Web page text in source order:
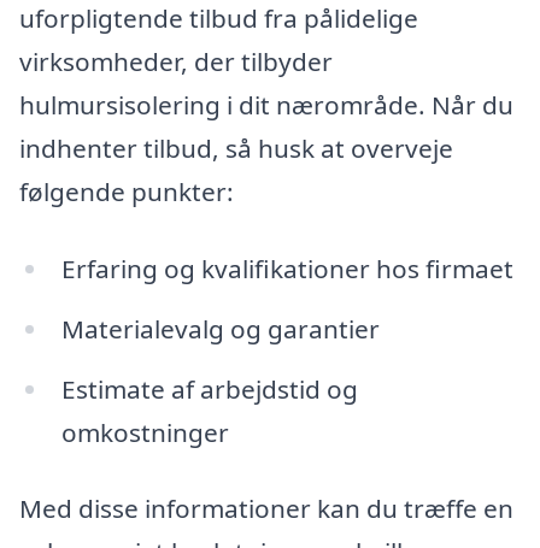
uforpligtende tilbud fra pålidelige
virksomheder, der tilbyder
hulmursisolering i dit nærområde. Når du
indhenter tilbud, så husk at overveje
følgende punkter:
Erfaring og kvalifikationer hos firmaet
Materialevalg og garantier
Estimate af arbejdstid og
omkostninger
Med disse informationer kan du træffe en